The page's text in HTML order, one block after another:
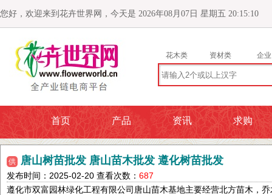
您好，欢迎来到花卉世界网，今天是 2026年08月07日 星期五 20:15:11
花木类 资材类 企业
首页 产品 资讯 求购
供 唐山树苗批发 唐山苗木批发 遵化树苗批发
发布时间：2025-02-20 查看次数： 687
遵化市双富园林绿化工程有限公司唐山苗木基地主要经营北方苗木，